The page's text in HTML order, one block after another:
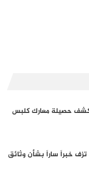
تكشف حصيلة معارك كلبس
تزف خبراً ساراً بشأن وثائق